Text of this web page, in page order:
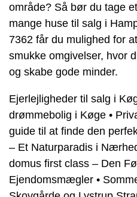
område? Så bør du tage
mange huse til salg i
7362 får du mulighed for
smukke omgivelser, hvor
og skabe gode minder.
Ejerlejligheder til salg i
drømmebolig i Køge •
guide til at finde den
– Et Naturparadis i
domus first class – Den
Ejendomsmægler •